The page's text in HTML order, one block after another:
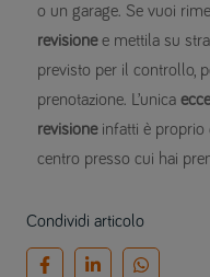
o un garage. Se vuoi
revisionee mettila su
previsto per il controllo,
prenotazione. L’unica
revisioneinfatti è proprio
centro presso cui hai
Condividi articolo